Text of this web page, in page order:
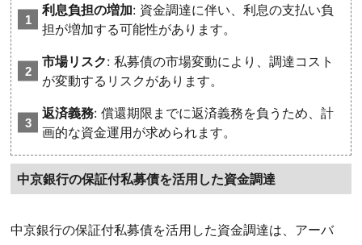
利息負担の増加: 資金調達に伴い、利息の支払い負
担が増加する可能性があります。
市場リスク: 私募債の市場変動により、調達コスト
が変動するリスクがあります。
返済義務: 償還期限までに返済義務を負うため、計
画的な資金運用が求められます。
中京銀行の保証付私募債を活用した資金調達
中京銀行の保証付私募債を活用した資金調達は、アーバ